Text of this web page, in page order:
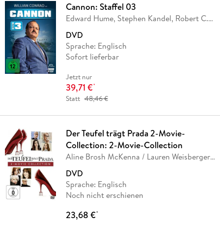
Cannon: Staffel 03
Edward Hume, Stephen Kandel, Robert C.
DVD
Sprache: Englisch
Sofort lieferbar
Jetzt nur
39,71 €*
Statt 48,46 €
Der Teufel trägt Prada 2-Movie-
Collection: 2-Movie-Collection
Aline Brosh McKenna / Lauren Weisberger,
DVD
Sprache: Englisch
Noch nicht erschienen
23,68 €*